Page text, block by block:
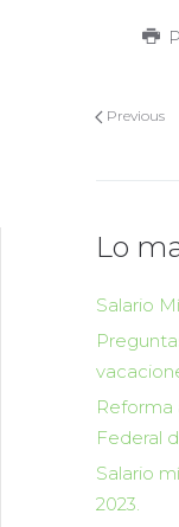
Previous
Lo
Salario
Reforma
Federal
Salario
2023.